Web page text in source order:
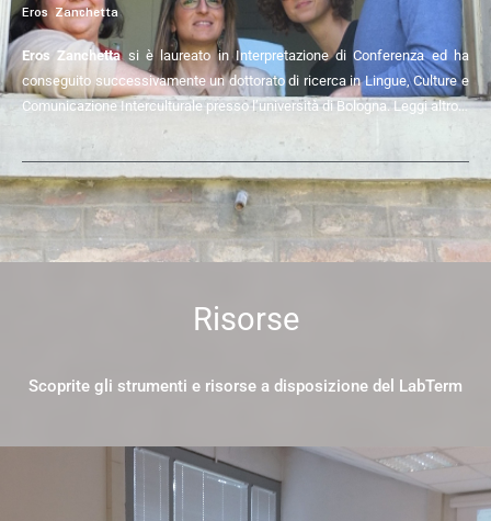
Eros Zanchetta
Eros Zanchettasi è laureato in Interpretazione di Conferenza ed ha
conseguito successivamente un dottorato di ricerca in Lingue, Culture e
Comunicazione Interculturale presso l’università di Bologna. Leggi altro…
Risorse
Scoprite gli strumenti e risorse a disposizione del LabTerm